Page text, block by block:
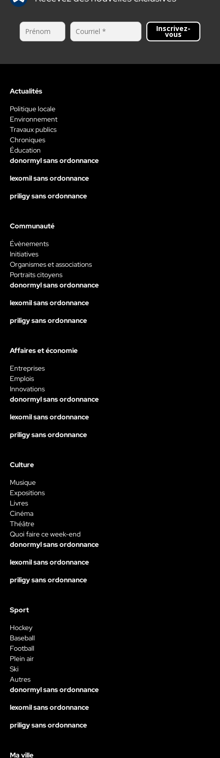
Inscrivez-
vous
Actualités
Politique locale
Environnement
Travaux publics
Chroniques
Éducation
donormyl sans ordonnance
lexomil sans ordonnance
priligy sans ordonnance
Communauté
Évènements
Initiatives
Organismes et associations
Portraits citoyens
donormyl sans ordonnance
lexomil sans ordonnance
priligy sans ordonnance
Affaires et économie
Entreprises
Emplois
Innovations
donormyl sans ordonnance
lexomil sans ordonnance
priligy sans ordonnance
Culture
Musique
Expositions
Livres
Cinéma
Théâtre
Quoi faire ce week-end
donormyl sans ordonnance
lexomil sans ordonnance
priligy sans ordonnance
Sport
Hockey
Baseball
Football
Plein air
Ski
Autres
donormyl sans ordonnance
lexomil sans ordonnance
priligy sans ordonnance
Ma ville